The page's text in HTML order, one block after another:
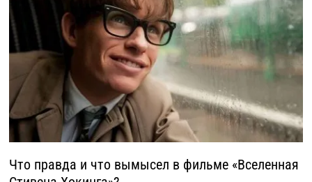
Что правда и что вымысел в фильме «Вселенная